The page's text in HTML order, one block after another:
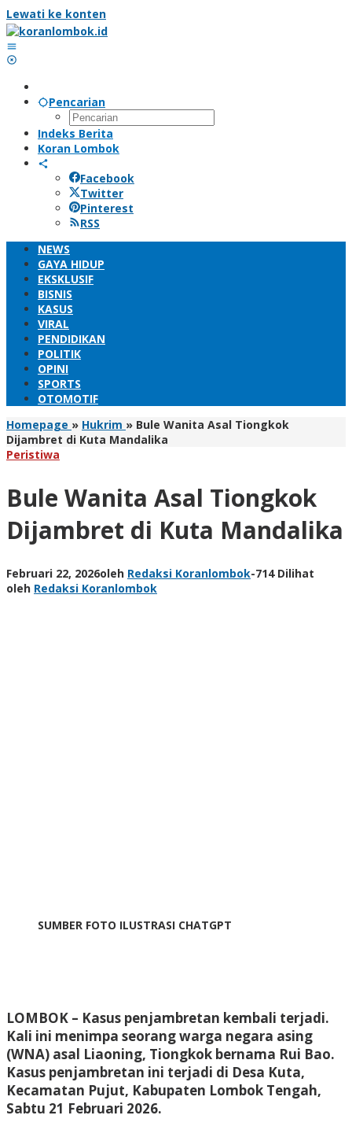
Lewati ke konten
Pencarian
Indeks Berita
Koran Lombok
Facebook
Twitter
Pinterest
RSS
NEWS
GAYA HIDUP
EKSKLUSIF
BISNIS
KASUS
VIRAL
PENDIDIKAN
POLITIK
OPINI
SPORTS
OTOMOTIF
Homepage » Hukrim » Bule Wanita Asal Tiongkok
Dijambret di Kuta Mandalika
Peristiwa
Bule Wanita Asal Tiongkok
Dijambret di Kuta Mandalika
Februari 22, 2026oleh Redaksi Koranlombok-714 Dilihat
oleh Redaksi Koranlombok
SUMBER FOTO ILUSTRASI CHATGPT
LOMBOK – Kasus penjambretan kembali terjadi.
Kali ini menimpa seorang warga negara asing
(WNA) asal Liaoning, Tiongkok bernama Rui Bao.
Kasus penjambretan ini terjadi di Desa Kuta,
Kecamatan Pujut, Kabupaten Lombok Tengah,
Sabtu 21 Februari 2026.